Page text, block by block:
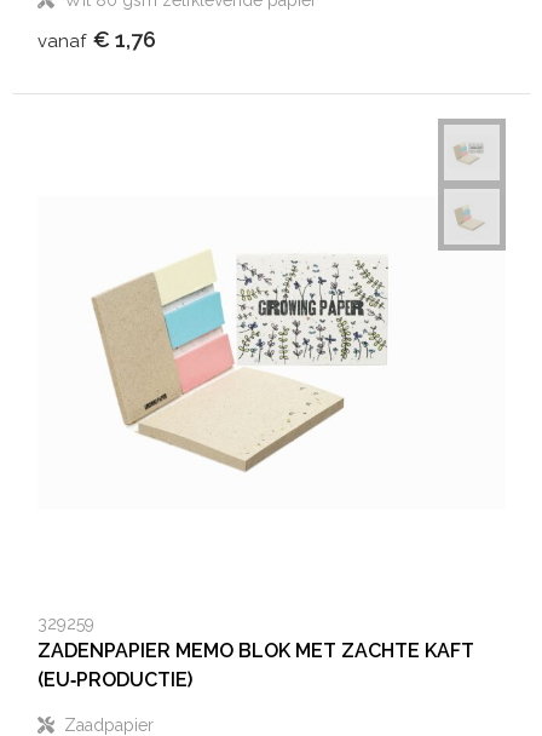
vanaf € 1,76
329259
ZADENPAPIER MEMO BLOK MET ZACHTE KAFT
(EU‑PRODUCTIE)
Zaadpapier